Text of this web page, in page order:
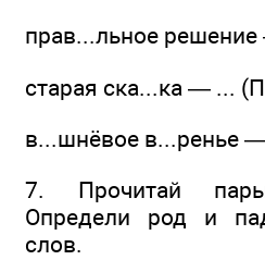
прав...льное
старая ска...ка — ...
в...шнёвое в...ренье
7. Прочитай
Определи род и
слов.